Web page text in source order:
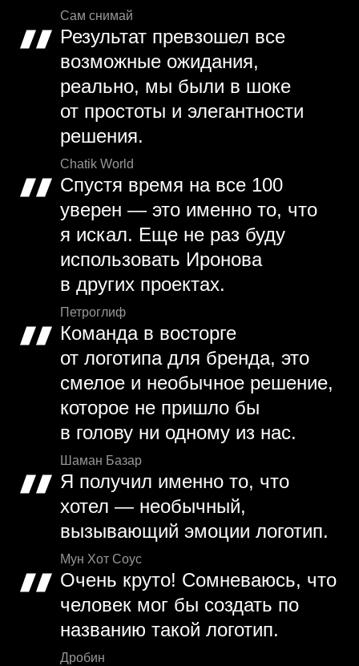
Сам снимай
Результат превзошел все
возможные ожидания,
реально, мы были в шоке
от простоты и элегантности
решения.
Chatik World
Спустя время на все 100
уверен — это именно то, что
я искал. Еще не раз буду
использовать Иронова
в других проектах.
Петроглиф
Команда в восторге
от логотипа для бренда, это
смелое и необычное решение,
которое не пришло бы
в голову ни одному из нас.
Шаман Базар
Я получил именно то, что
хотел — необычный,
вызывающий эмоции логотип.
Мун Хот Соус
Очень круто! Сомневаюсь, что
человек мог бы создать по
названию такой логотип.
Дробин